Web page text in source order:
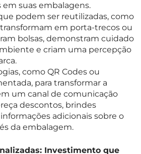
suas embalagens.
podem ser reutilizadas, como
em porta-trecos ou
bolsas, demonstram cuidado
e criam uma percepção
como QR Codes ou
para transformar a
um canal de comunicação
descontos, brindes
adicionais sobre o
da embalagem.
Investimento que